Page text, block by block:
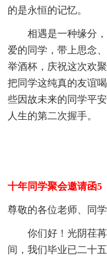
的是永恒的记忆。
相遇是一种缘分，
爱的同学，带上思念
举酒杯，庆祝这次欢
把同学这纯真的友谊
些因故未来的同学平
人生的第二次握手。
十年同学聚会邀请函5
尊敬的各位老师、同学
你们好！光阴荏苒
间，我们毕业已二十